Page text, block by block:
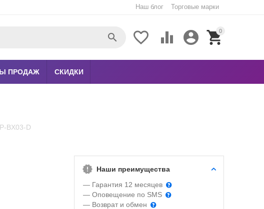
Наш блог Торговые марки
0


 

ПРОДАЖ СКИДКИ
BX03-D
Наши преимущества
— Гарантия 12 месяцев
— Оповещение по SMS
— Возврат и обмен